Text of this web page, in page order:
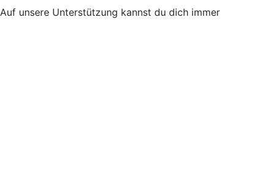
unsere Unterstützung kannst du dich immer